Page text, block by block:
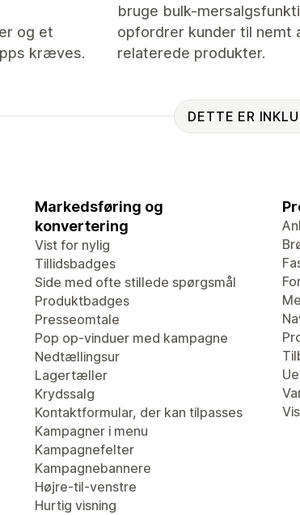
og et
kræves.
bruge bulk-
opfordrer kunder til nemt
relaterede produkter.
DETTE ER
Markedsføring og
konvertering
Vist for nylig
Tillidsbadges
Side med ofte stillede spørgsmål
Produktbadges
Presseomtale
Pop op-vinduer med kampagne
Nedtællingsur
Lagertæller
Krydssalg
Kontaktformular, der kan tilpasses
Kampagner i menu
Kampagnefelter
Kampagnebannere
Højre-til-venstre
Hurtig visning